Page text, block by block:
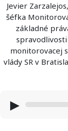
Jevier
šéfka
základné
spravodlivosti
monitorovacej
vlády SR v
▶